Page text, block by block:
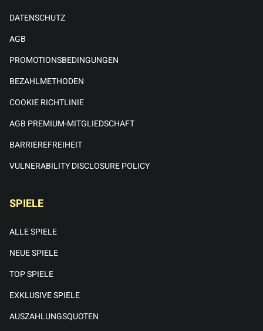
DATENSCHUTZ
AGB
PROMOTIONSBEDINGUNGEN
BEZAHLMETHODEN
COOKIE RICHTLINIE
AGB PREMIUM-MITGLIEDSCHAFT
BARRIEREFREIHEIT
VULNERABILITY DISCLOSURE POLICY
SPIELE
ALLE SPIELE
NEUE SPIELE
TOP SPIELE
EXKLUSIVE SPIELE
AUSZAHLUNGSQUOTEN